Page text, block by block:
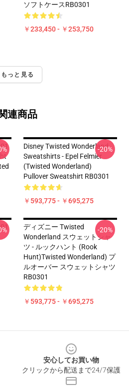
ソフトケースRB0301
￥233,450 - ￥253,750
もっと見る
連商品
Disney Twisted Wonderland
Sweatshirts - Epel Felmier
(Twisted Wonderland)
Pullover Sweatshirt RB0301
￥593,775 - ￥695,275
-20%
ディズニー Twisted
Wonderland スウェットシャ
ツ - ルックハント (Rook
Hunt)Twisted Wonderland) プ
ルオーバー スウェットシャツ
RB0301
￥593,775 - ￥695,275
-20%
安心してお買い物
クリックから配送まで24/7保護